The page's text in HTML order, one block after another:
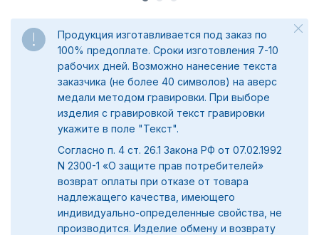
Продукция изготавливается под заказ по
100% предоплате. Сроки изготовления 7-10
рабочих дней. Возможно нанесение текста
заказчика (не более 40 символов) на аверс
медали методом гравировки. При выборе
изделия с гравировкой текст гравировки
укажите в поле "Текст".
Согласно п. 4 ст. 26.1 Закона РФ от 07.02.1992
N 2300-1 «О защите прав потребителей»
возврат оплаты при отказе от товара
надлежащего качества, имеющего
индивидуально-определенные свойства, не
производится. Изделие обмену и возврату